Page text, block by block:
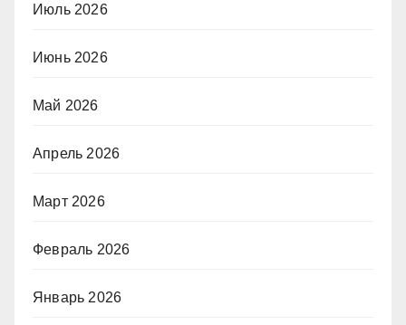
Июль 2026
Июнь 2026
Май 2026
Апрель 2026
Март 2026
Февраль 2026
Январь 2026